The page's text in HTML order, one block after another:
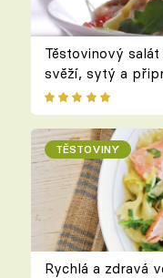
Těstovinový
svěží, sytý a
TĚSTOVINY
Rychlá a zdravá